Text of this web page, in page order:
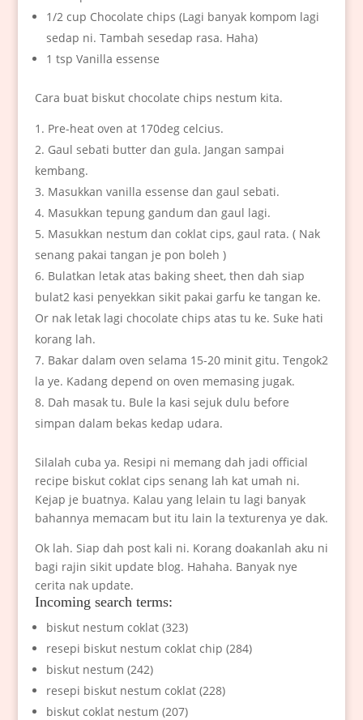
1/2 cup Chocolate chips (Lagi banyak kompom lagi
sedap ni. Tambah sesedap rasa. Haha)
1 tsp Vanilla essense
Cara buat biskut chocolate chips nestum kita.
Pre-heat oven at 170deg celcius.
Gaul sebati butter dan gula. Jangan sampai
kembang.
Masukkan vanilla essense dan gaul sebati.
Masukkan tepung gandum dan gaul lagi.
Masukkan nestum dan coklat cips, gaul rata. ( Nak
senang pakai tangan je pon boleh )
Bulatkan letak atas baking sheet, then dah siap
bulat2 kasi penyekkan sikit pakai garfu ke tangan ke.
Or nak letak lagi chocolate chips atas tu ke. Suke hati
korang lah.
Bakar dalam oven selama 15-20 minit gitu. Tengok2
la ye. Kadang depend on oven memasing jugak.
Dah masak tu. Bule la kasi sejuk dulu before
simpan dalam bekas kedap udara.
Silalah cuba ya. Resipi ni memang dah jadi official
recipe biskut coklat cips senang lah kat umah ni.
Kejap je buatnya. Kalau yang lelain tu lagi banyak
bahannya memacam but itu lain la texturenya ye dak.
Ok lah. Siap dah post kali ni. Korang doakanlah aku ni
bagi rajin sikit update blog. Hahaha. Banyak nye
cerita nak update.
Incoming search terms:
biskut nestum coklat (323)
resepi biskut nestum coklat chip (284)
biskut nestum (242)
resepi biskut nestum coklat (228)
biskut coklat nestum (207)